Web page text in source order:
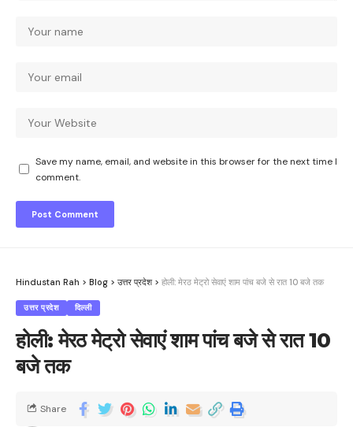
Save my name, email, and website in this browser for the next time I
comment.
Hindustan Rah > Blog > उत्तर प्रदेश> होली: मेरठ मेट्रो सेवाएं शाम पांच बजे से रात 10 बजे तक
उत्तर प्रदेश दिल्ली
होली: मेरठ मेट्रो सेवाएं शाम पांच बजे से रात 10
बजे तक
Share